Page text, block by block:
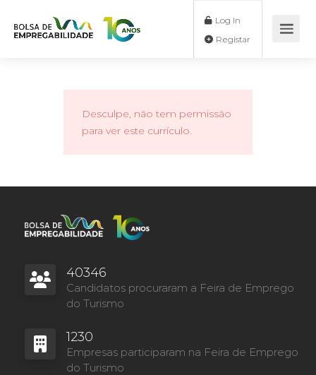
Log In
Desculpe, não tem permissão
para ver este currículo.
40346
Candidatos procuraram a Feira de Emprego
do Turismo
1230
Empresas participaram na Feira de Emprego
do Turismo